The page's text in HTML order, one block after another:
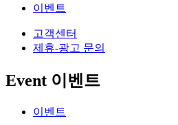
이벤트
고객센터
제휴-광고 문의
Event 이벤트
이벤트